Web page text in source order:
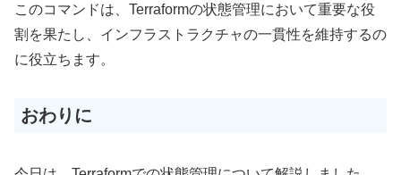
このコマンドは、Terraformの状態管理において重要な役
割を果たし、インフラストラクチャの一貫性を維持するの
に役立ちます。
おわりに